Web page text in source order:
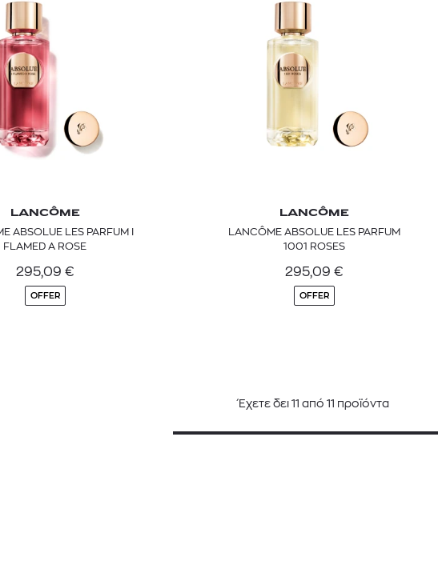
LANCÔME
ABSOLUE LES PARFUM I
FLAMED A ROSE
295,09 €
OFFER
LANCÔME
LANCÔME ABSOLUE LES PARFUM
1001 ROSES
295,09 €
OFFER
Έχετε δει 11 από 11 προϊόντα